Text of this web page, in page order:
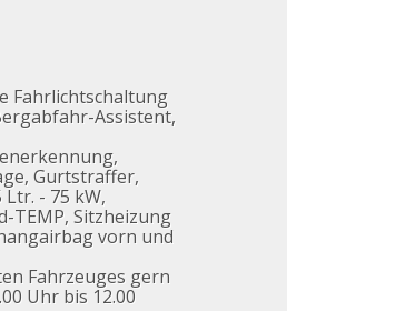
Fahrlichtschaltung
Assistent,
Gurtstraffer,
- 75 kW,
TEMP, Sitzheizung
vorn und
Fahrzeuges gern
Uhr bis 12.00